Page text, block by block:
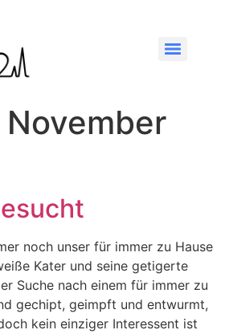
November
noch unser für immer zu Hause
Kater und seine getigerte
Suche nach einem für immer zu
gechipt, geimpft und entwurmt,
kein einziger Interessent ist